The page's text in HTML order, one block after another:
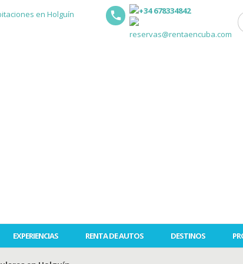
+34 678334842
reservas@rentaencuba.com
EXPERIENCIAS RENTA DE AUTOS DESTINOS